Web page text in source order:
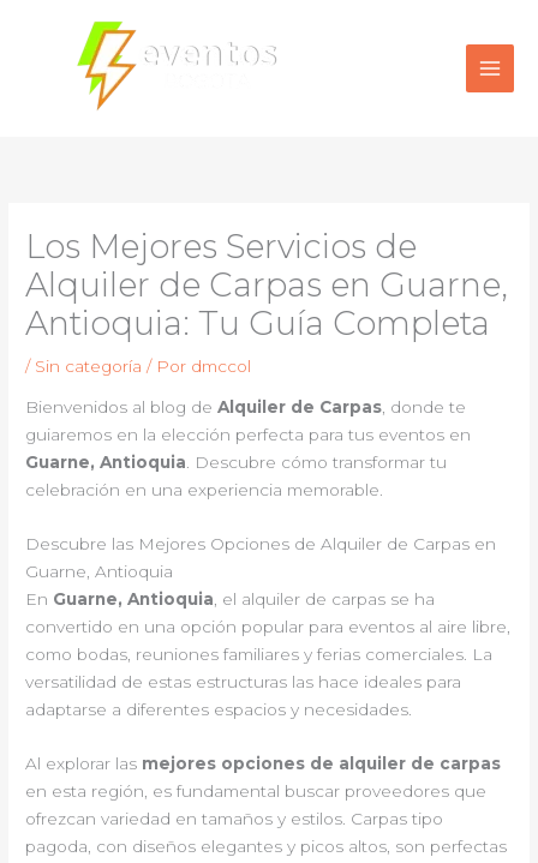
contenido
Los Mejores Servicios de
Alquiler de Carpas en Guarne,
Antioquia: Tu Guía Completa
/ Sin categoría / Por dmccol
Bienvenidos al blog deAlquiler de Carpas, donde te
guiaremos en la elección perfecta para tus eventos en
Guarne, Antioquia. Descubre cómo transformar tu
celebración en una experiencia memorable.
Descubre las Mejores Opciones de Alquiler de Carpas en
Guarne, Antioquia
En Guarne, Antioquia , el alquiler de carpas se ha
convertido en una opción popular para eventos al aire libre,
como bodas, reuniones familiares y ferias comerciales. La
versatilidad de estas estructuras las hace ideales para
adaptarse a diferentes espacios y necesidades.
Al explorar las mejores opciones de alquiler de carpas
en esta región, es fundamental buscar proveedores que
ofrezcan variedad en tamaños y estilos. Carpas tipo
pagoda, con diseños elegantes y picos altos, son perfectas